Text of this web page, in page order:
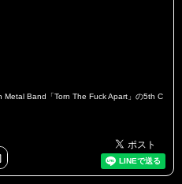
Metal Band「Torn The Fuck Apart」の5th C